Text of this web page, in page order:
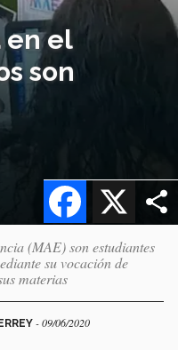
en el
son
X
Facebook
(MAE) son estudiantes
su vocación de
materias
- 09/06/2020